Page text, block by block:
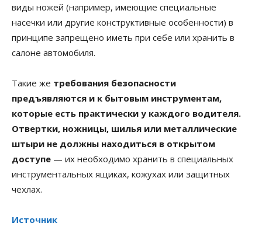
виды ножей (например, имеющие специальные
насечки или другие конструктивные особенности) в
принципе запрещено иметь при себе или хранить в
салоне автомобиля.
Такие же требования безопасности
предъявляются и к бытовым инструментам,
которые есть практически у каждого водителя.
Отвертки, ножницы, шилья или металлические
штыри не должны находиться в открытом
доступе — их необходимо хранить в специальных
инструментальных ящиках, кожухах или защитных
чехлах.
Источник